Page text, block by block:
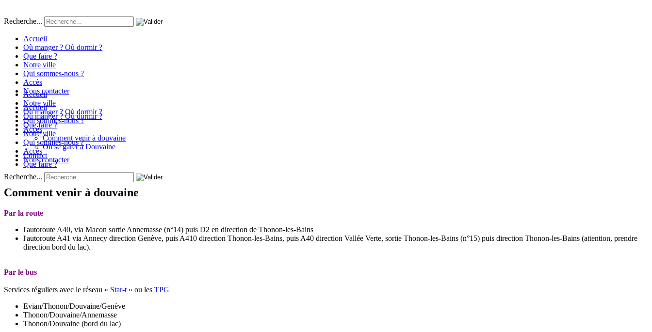
Recherche...
Accueil
Où manger ? Où dormir ?
Que faire ?
Notre ville
Qui sommes-nous ?
Accès
Nous contacter
Accueil
Où manger ? Où dormir ?
Que faire ?
Notre ville
Qui sommes-nous ?
Accès
Nous contacter
Recherche...
Accueil
Notre ville
Où manger ? Où dormir ?
Qui sommes-nous ?
Accès
Comment venir à douvaine
Où se garer à Douvaine
Contact
Que faire ?
Comment venir à douvaine
Par la route
l'autoroute A40, via Macon sortie Annemasse (n°14) puis D2 en direction de Thonon-les-Bains
l'autoroute A41 via Annecy direction Genève, puis A410 direction Thonon-les-Bains, puis A40 direction Vallée Verte, sortie Thonon-les-Bains (n°15) puis direction Thonon-les-Bains (attention, prendre
direction bord du lac).
Par le bus
Services réguliers avec le réseau « Star-t » ou les TPG
Evian/Thonon/Douvaine/Genève
Thonon/Douvaine/Annemasse
Thonon/Douvaine (bord du lac)